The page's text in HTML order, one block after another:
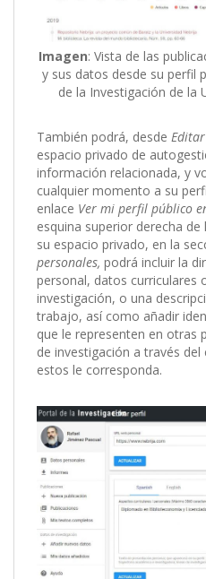
Imagen: Vista de las
y sus datos desde su perfil
de la Investigación de la
También podrá, desde
espacio privado de
información relacionada, y
cualquier momento a su
enlace Ver mi perfil público
esquina superior derecha
su espacio privado, en la
personales, podrá incluir la
personal, datos curriculares
investigación, o una
trabajo, así como añadir
que le representen en otras
de investigación a través
estos le corresponda.